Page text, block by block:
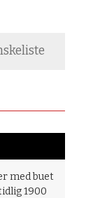
med buet
1900